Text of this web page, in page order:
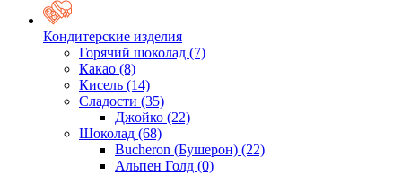
Кондитерские изделия
Горячий шоколад (7)
Какао (8)
Кисель (14)
Сладости (35)
Джойко (22)
Шоколад (68)
Bucheron (Бушерон) (22)
Альпен Голд (0)